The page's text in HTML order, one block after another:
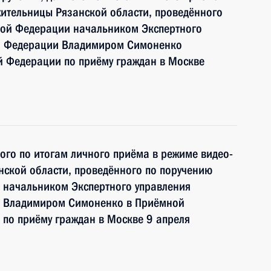
Рязанской области, проведённого
Федерации начальником Экспертного
Федерации Владимиром Симоненко
Федерации по приёму граждан в Москве
по итогам личного приёма в режиме видео-
области, проведённого по поручению
Экспертного управления
Владимиром Симоненко в Приёмной
приёму граждан в Москве 9 апреля